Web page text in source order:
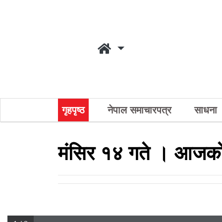
गृहपृष्ठ नेपाल समाचारपत्र साधना
मंसिर १४ गते ।